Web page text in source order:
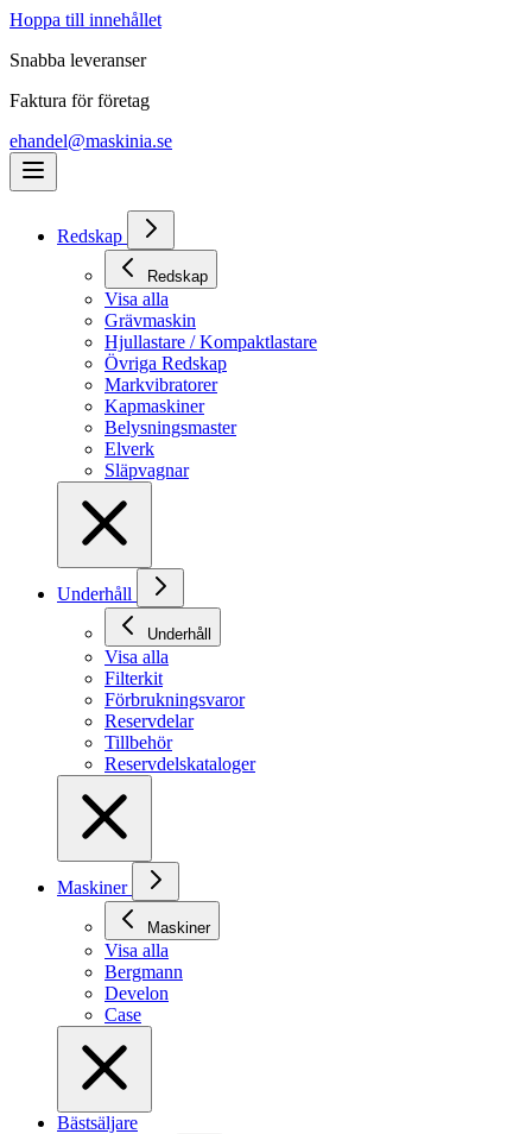
Hoppa till innehållet
Snabba leveranser
Faktura för företag
ehandel@maskinia.se
Redskap
Redskap
Visa alla
Grävmaskin
Hjullastare / Kompaktlastare
Övriga Redskap
Markvibratorer
Kapmaskiner
Belysningsmaster
Elverk
Släpvagnar
Underhåll
Underhåll
Visa alla
Filterkit
Förbrukningsvaror
Reservdelar
Tillbehör
Reservdelskataloger
Maskiner
Maskiner
Visa alla
Bergmann
Develon
Case
Bästsäljare